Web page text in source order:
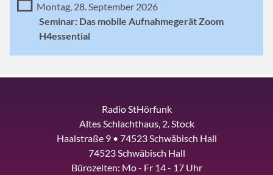
Montag, 28. September 2026
Seminar: Das mobile Aufnahmegerät Zoom
H4essential
Radio StHörfunk
Altes Schlachthaus, 2. Stock
Haalstraße 9 • 74523 Schwäbisch Hall
74523 Schwäbisch Hall
Bürozeiten: Mo - Fr 14 - 17 Uhr